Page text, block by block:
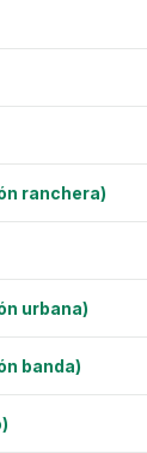
ranchera)
urbana)
banda)